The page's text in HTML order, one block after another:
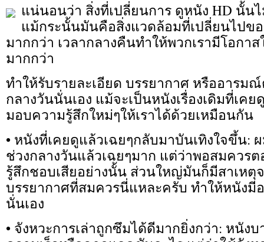
แน่นอนว่า สิ่งที่เปลี่ยนการ ดูหนัง HD นั้นไ
แม้กระนั้นมันคือสิ่งแวดล้อมที่เปลี่ยนไปขอ
มากกว่า เวลากลางคืนทำให้พวกเรามีโอกา
มากกว่า
ทำให้รับรายละเอียด บรรยากาศ หรืออารม
กลางวันนั่นเอง แม้จะเป็นหนังเรื่องเดิมที่เคย
มอบความรู้สึกใหม่ๆให้เราได้ด้วยเหมือนกัน
• หนังที่เคยดูแล้วเฉยๆกลับมาบันเทิงใจขึ้น:
ช่วงกลางวันแล้วเฉยๆมาก แต่ว่าพอสมควร
รู้สึกชอบเสียอย่างนั้น ส่วนใหญ่มันก็มีสาเหตุ
บรรยากาศที่สมควรนี่แหละครับ ทำให้หนังมี
นั่นเอง
• จังหวะการเล่าถูกซึมได้ดีมากยิ่งกว่า: หนังบ